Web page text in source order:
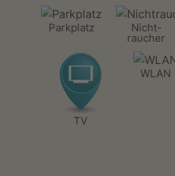
Parkplatz Nicht-
raucher
TV
WLAN